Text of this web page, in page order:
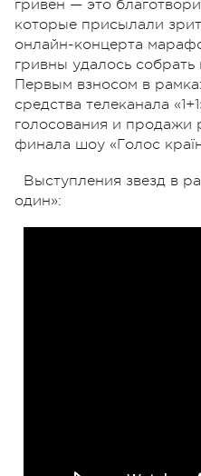
гривен — это
которые присылали
онлайн-концерта
гривны удалось
Первым взносом в
средства телеканала
голосования и продажи
финала шоу «Голос
Выступления звезд в
один»: